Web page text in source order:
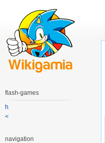
flash-games
h
<
navigation